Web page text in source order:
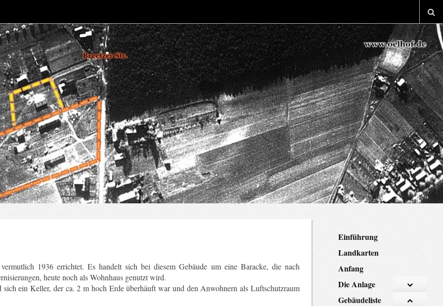
1936 errichtet. Es handelt sich bei diesem Gebäude um eine Baracke, die nach
heute noch als Wohnhaus genutzt wird.
ein Keller, der ca. 2 m hoch Erde überhäuft war und den Anwohnern als Luftschutzraum
Einführung
Landkarten
Anfang
Die Anlage
Gebäudeliste